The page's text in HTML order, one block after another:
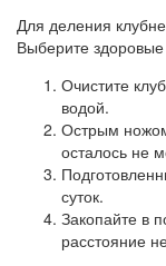
Для деления
Выберите
Очистите
водой.
Острым
осталось не
суток.
Закопайте в
расстояние